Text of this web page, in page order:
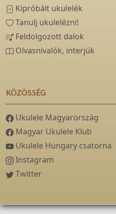
Kipróbált ukulelék
Tanulj ukulelézni!
Feldolgozott dalok
Olvasnivalók, interjúk
KÖZÖSSÉG
Ukulele Magyarország
Magyar Ukulele Klub
Ukulele Hungary csatorna
Instagram
Twitter